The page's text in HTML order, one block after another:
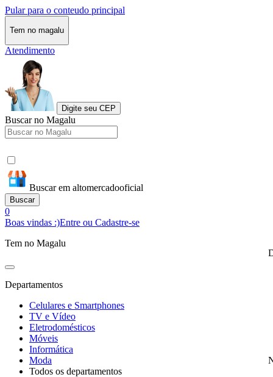
Pular para o conteudo principal
Tem no magalu
Atendimento
Digite seu CEP
Buscar no Magalu
Buscar em altomercadooficial
Buscar
0
Boas vindas :)Entre ou Cadastre-se
Tem no Magalu
Departamentos
Celulares e Smartphones
TV e Vídeo
Eletrodomésticos
Móveis
Informática
Moda
Todos os departamentos